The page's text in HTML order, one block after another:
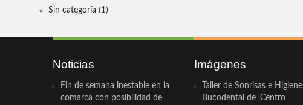
Sin categoría (1)
Noticias
Fin de semana inestable en la
comarca con posibilidad de
Imágenes
Taller de Sonrisas e Higiene
Bucodental de ‘Centro